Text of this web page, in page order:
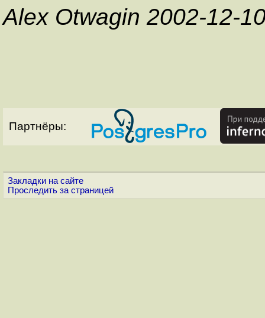
Alex Otwagin 2002-12-
Партнёры:
Закладки на сайте
Проследить за страницей